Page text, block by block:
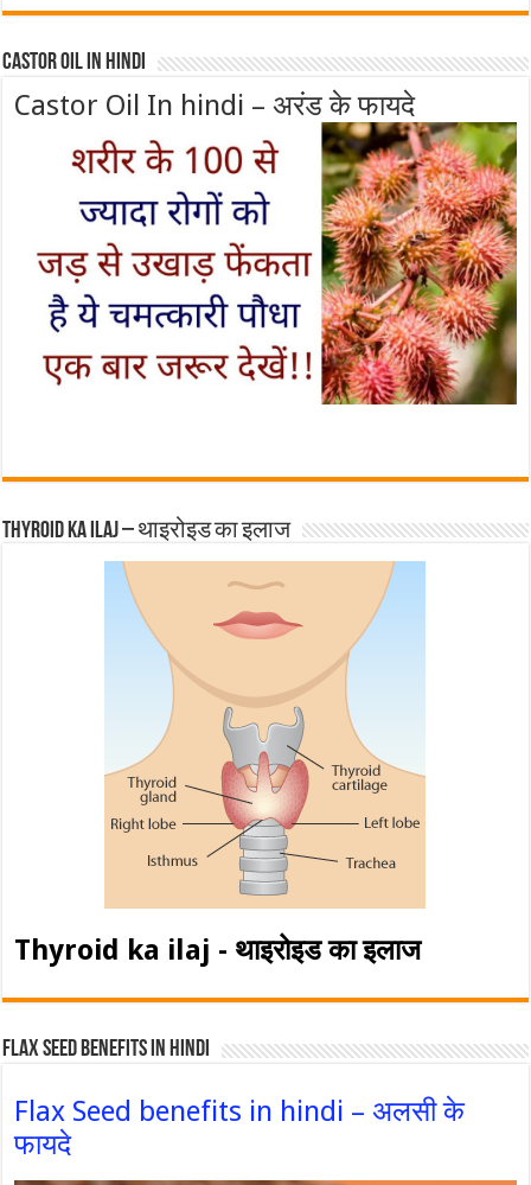
Castor Oil In Hindi
Castor Oil In hindi – अरंड के फायदे
Thyroid ka ilaj – थाइरोइड का इलाज
Thyroid ka ilaj - थाइरोइड का इलाज
Flax Seed Benefits in hindi
Flax Seed benefits in hindi – अलसी के
फायदे